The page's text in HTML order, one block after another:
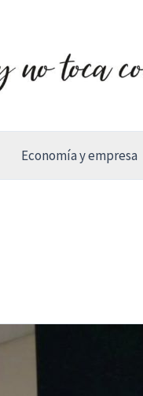
Economía y empresa